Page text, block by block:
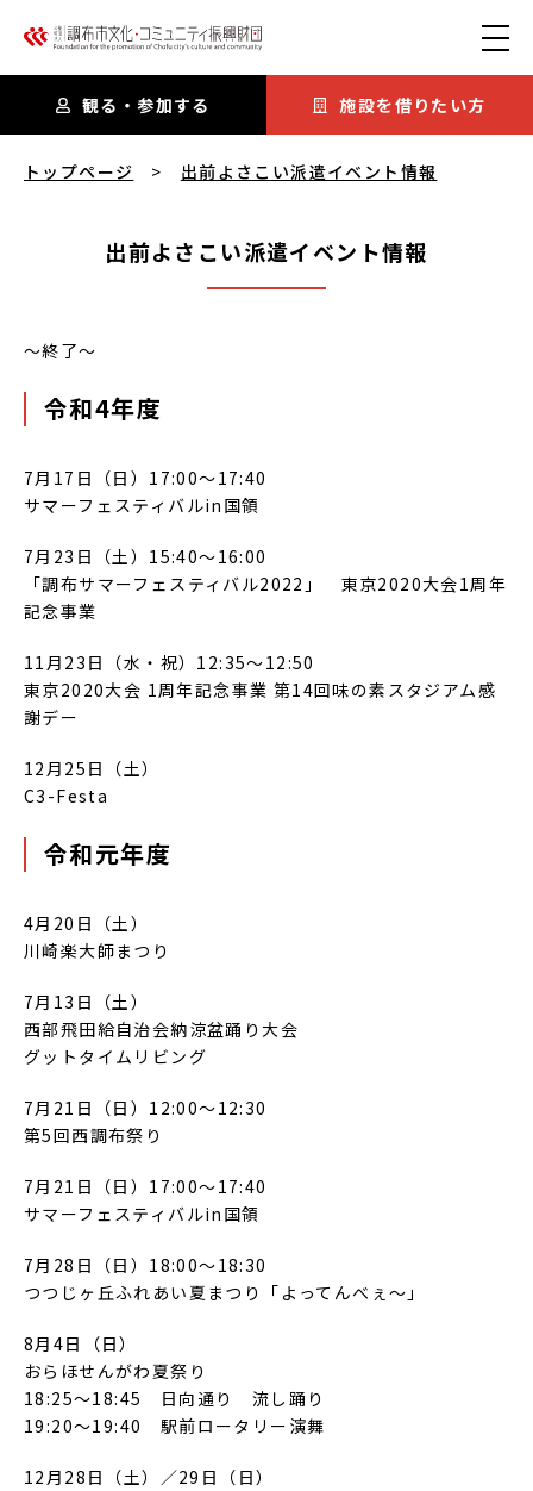
観る・参加する 施設を借りたい方
トップページ 出前よさこい派遣イベント情報
出前よさこい派遣イベント情報
～終了～
令和4年度
7月17日（日）17:00～17:40
サマーフェスティバルin国領
7月23日（土）15:40～16:00
「調布サマーフェスティバル2022」 東京2020大会1周年
記念事業
11月23日（水・祝）12:35～12:50
東京2020大会 1周年記念事業 第14回味の素スタジアム感
謝デー
12月25日（土）
C3-Festa
令和元年度
4月20日（土）
川崎楽大師まつり
7月13日（土）
西部飛田給自治会納涼盆踊り大会
グットタイムリビング
7月21日（日）12:00～12:30
第5回西調布祭り
7月21日（日）17:00～17:40
サマーフェスティバルin国領
7月28日（日）18:00～18:30
つつじヶ丘ふれあい夏まつり「よってんべぇ～」
8月4日（日）
おらほせんがわ夏祭り
18:25～18:45 日向通り 流し踊り
19:20～19:40 駅前ロータリー演舞
12月28日（土）／29日（日）
出前よさこい派遣イベント情報 を閲覧中